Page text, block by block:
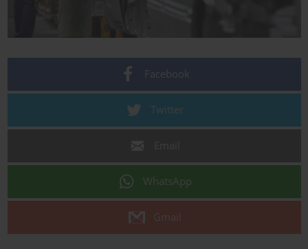
Facebook
Twitter
WhatsApp
Gmail